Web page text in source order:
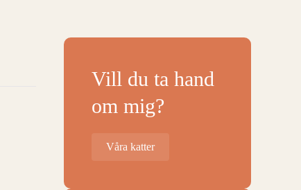
Vill du ta hand
om mig?
Våra katter